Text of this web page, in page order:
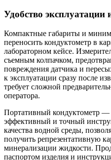
Удобство эксплуатации
Компактные габариты и
переносить кондуктометр в
лабораторном кейсе.
съемным колпачком,
повреждения датчика и
к эксплуатации сразу после
требует сложной
оператора.
Портативный кондуктометр
эффективный и точный
качества водной среды,
получить репрезентативную
минерализации жидкости.
паспортом изделия и